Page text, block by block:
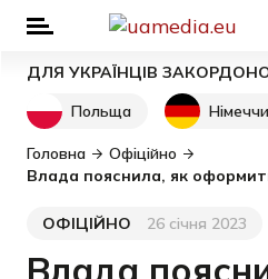
ДЛЯ УКРАЇНЦІВ
Польща
Головна
Офіційно
Категорія
ОФІЦІЙНО
Дата публікації26 січня 2023
Влада